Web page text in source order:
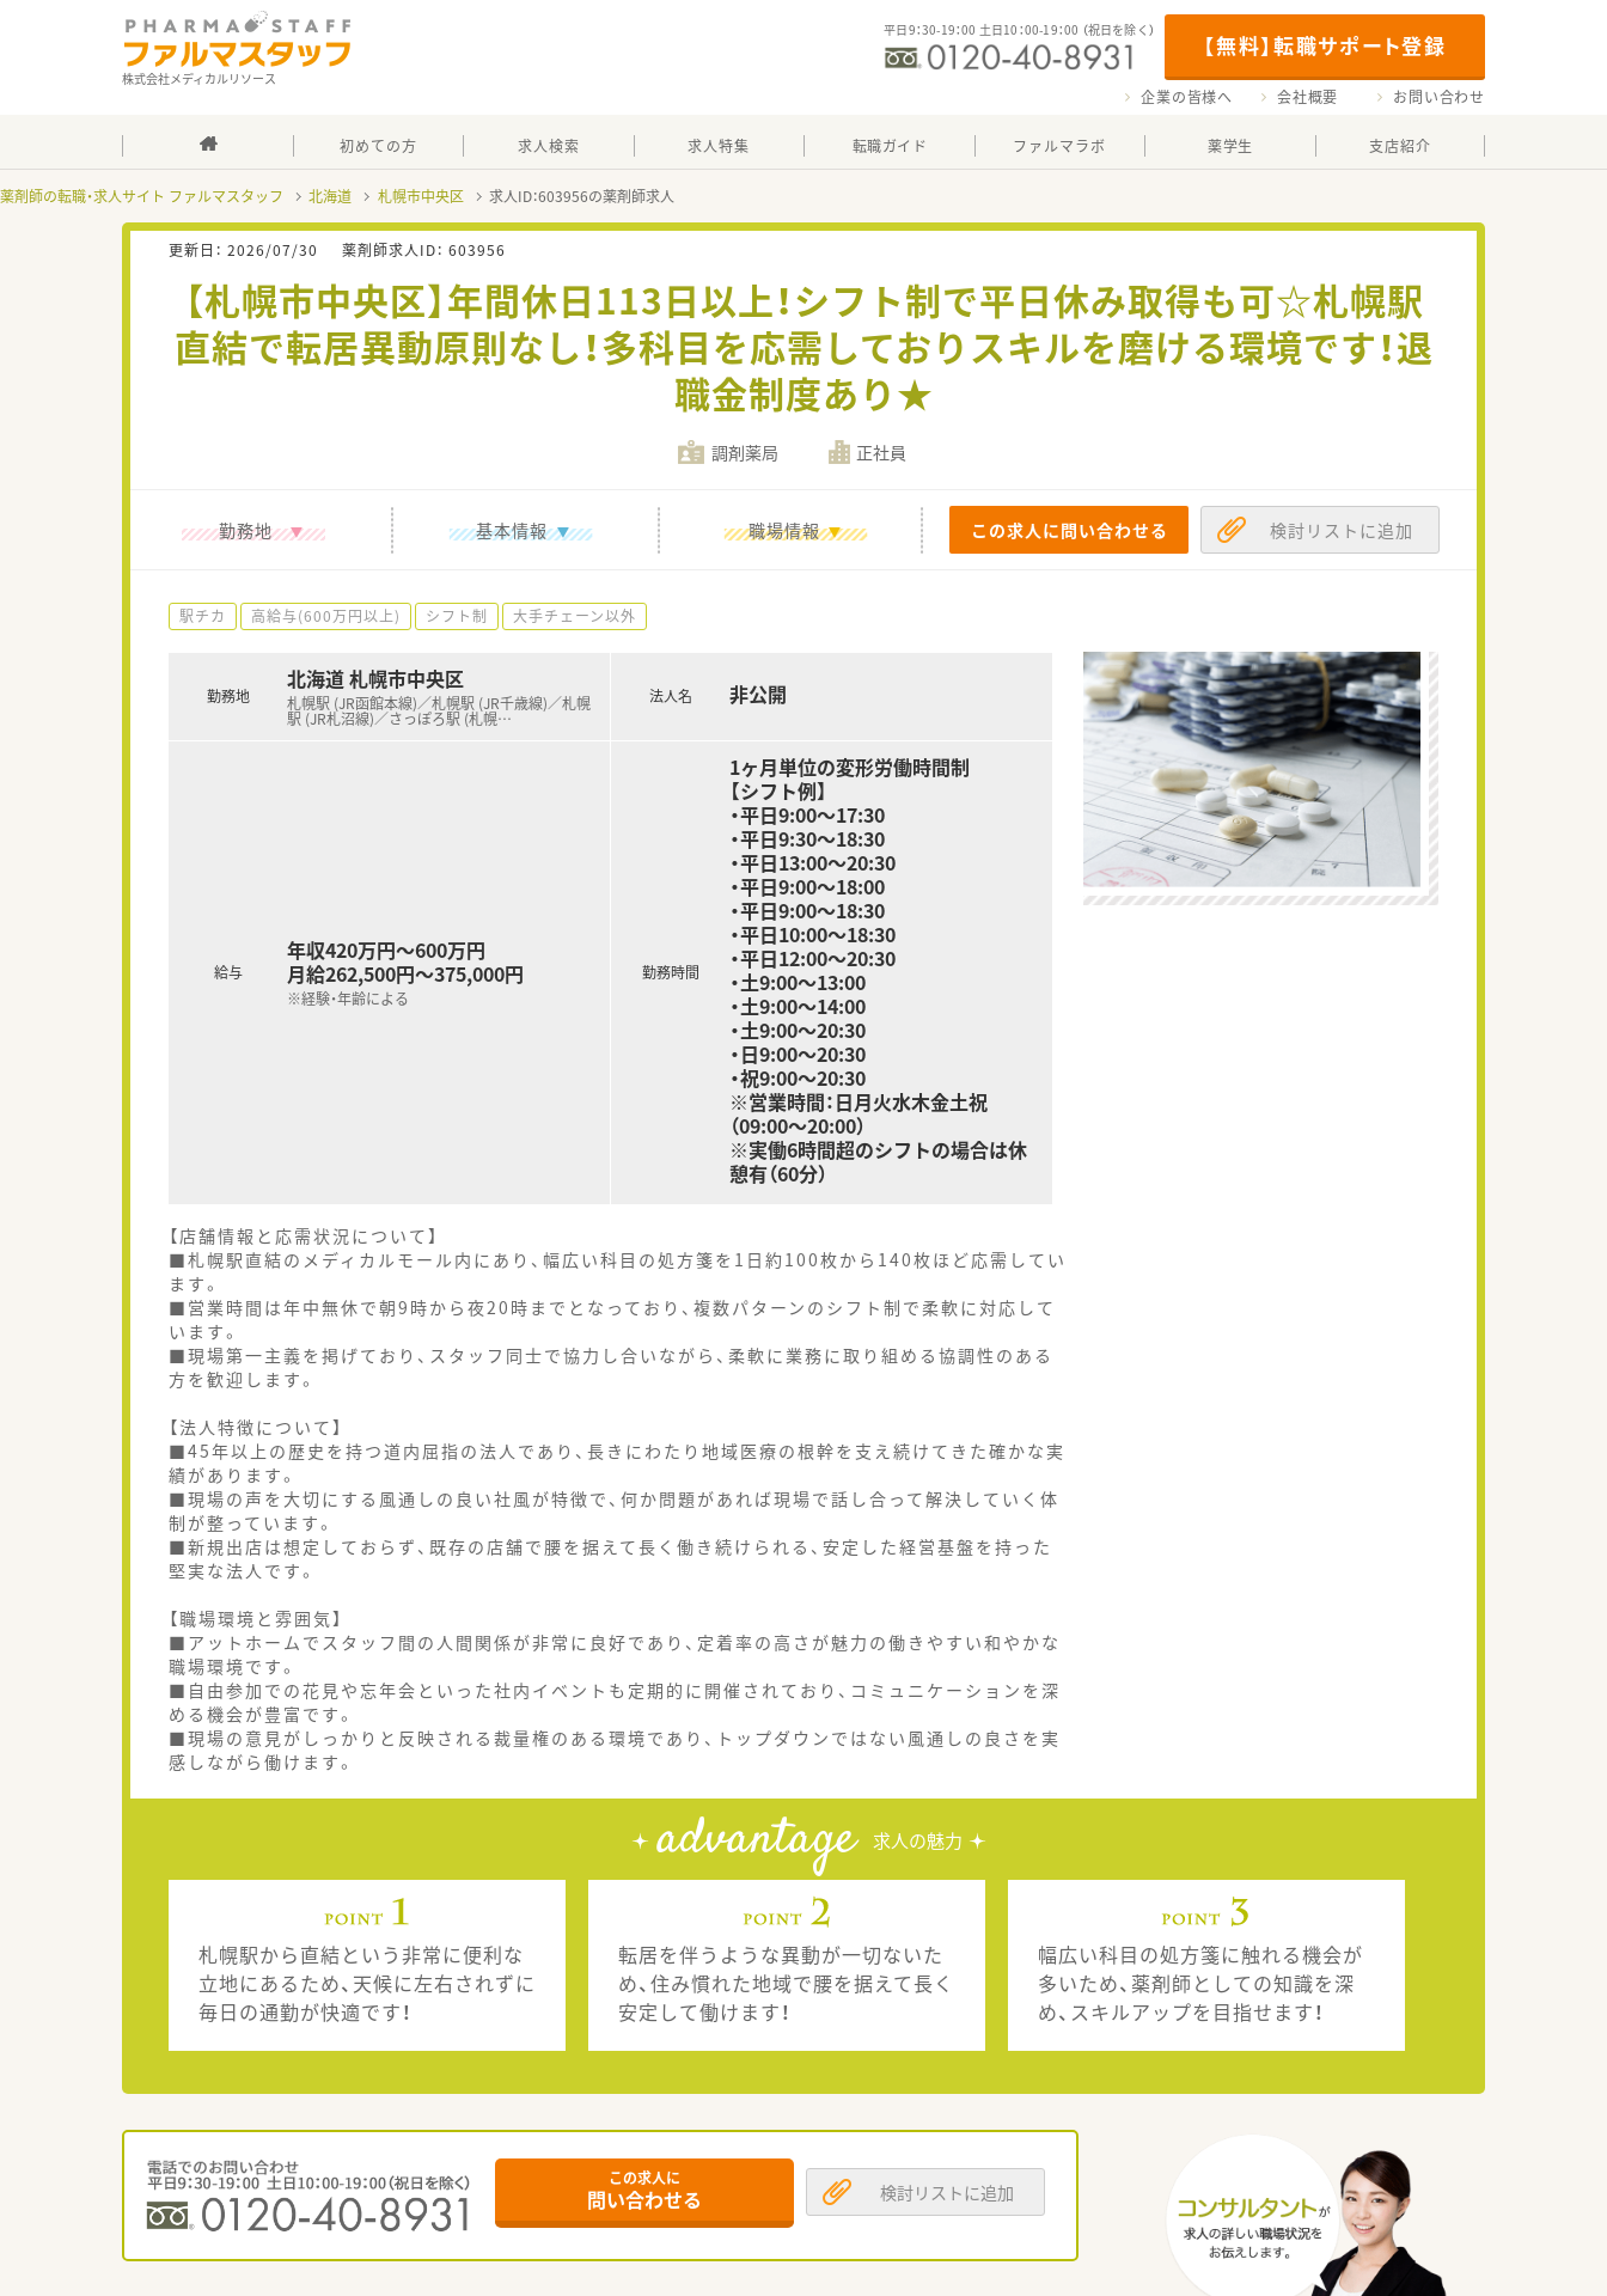
株式会社メディカルリソース
【無料】転職サポート登録
平日9：30-19：00 土日10：00-19：00 （祝日を除く）
企業の皆様へ 会社概要 お問い合わせ
初めての方 求人検索 求人特集 転職ガイド ファルマラボ 薬学生 支店紹介
薬剤師の転職・求人サイト ファルマスタッフ 北海道 札幌市中央区 求人ID：603956の薬剤師求人
更新日： 2026/07/30 薬剤師求人ID： 603956
【札幌市中央区】年間休日113日以上！シフト制で平日休み取得も可☆札幌駅
直結で転居異動原則なし！多科目を応需しておりスキルを磨ける環境です！退
職金制度あり★
調剤薬局 正社員
勤務地 基本情報 職場情報 この求人に問い合わせる 検討リストに追加
駅チカ 高給与(600万円以上) シフト制 大手チェーン以外
勤務地
北海道 札幌市中央区
札幌駅 (JR函館本線)／札幌駅 (JR千歳線)／札幌
駅 (JR札沼線)／さっぽろ駅 (札幌…
給与
年収420万円～600万円
月給262,500円～375,000円
※経験・年齢による
法人名 非公開
勤務時間
1ヶ月単位の変形労働時間制
【シフト例】
・平日9:00～17:30
・平日9:30～18:30
・平日13:00～20:30
・平日9:00～18:00
・平日9:00～18:30
・平日10:00～18:30
・平日12:00～20:30
・土9:00～13:00
・土9:00～14:00
・土9:00～20:30
・日9:00～20:30
・祝9:00～20:30
※営業時間：日月火水木金土祝
（09:00～20:00）
※実働6時間超のシフトの場合は休
憩有（60分）
【店舗情報と応需状況について】
■札幌駅直結のメディカルモール内にあり、幅広い科目の処方箋を1日約100枚から140枚ほど応需してい
ます。
■営業時間は年中無休で朝9時から夜20時までとなっており、複数パターンのシフト制で柔軟に対応して
います。
■現場第一主義を掲げており、スタッフ同士で協力し合いながら、柔軟に業務に取り組める協調性のある
方を歓迎します。
【法人特徴について】
■45年以上の歴史を持つ道内屈指の法人であり、長きにわたり地域医療の根幹を支え続けてきた確かな実
績があります。
■現場の声を大切にする風通しの良い社風が特徴で、何か問題があれば現場で話し合って解決していく体
制が整っています。
■新規出店は想定しておらず、既存の店舗で腰を据えて長く働き続けられる、安定した経営基盤を持った
堅実な法人です。
【職場環境と雰囲気】
■アットホームでスタッフ間の人間関係が非常に良好であり、定着率の高さが魅力の働きやすい和やかな
職場環境です。
■自由参加での花見や忘年会といった社内イベントも定期的に開催されており、コミュニケーションを深
める機会が豊富です。
■現場の意見がしっかりと反映される裁量権のある環境であり、トップダウンではない風通しの良さを実
感しながら働けます。
advantage 求人の魅力
札幌駅から直結という非常に便利な
立地にあるため、天候に左右されずに
毎日の通勤が快適です！
転居を伴うような異動が一切ないた
め、住み慣れた地域で腰を据えて長く
安定して働けます！
幅広い科目の処方箋に触れる機会が
多いため、薬剤師としての知識を深
め、スキルアップを目指せます！
この求人に
問い合わせる 検討リストに追加